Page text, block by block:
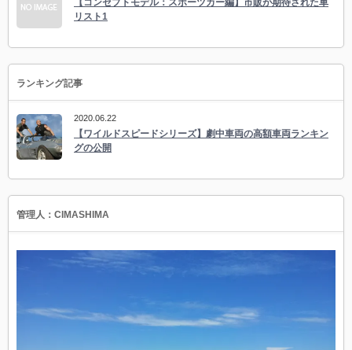
【コンセプトモデル：スポーツカー編】市販が期待された車
リスト1
ランキング記事
2020.06.22
【ワイルドスピードシリーズ】劇中車両の高額車両ランキン
グの公開
管理人：CIMASHIMA